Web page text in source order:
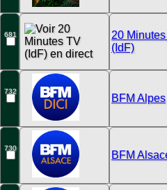
681
20
(IdF)
732
BFM Alpes
730
BFM